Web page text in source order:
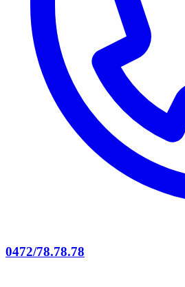
0472/78.78.78